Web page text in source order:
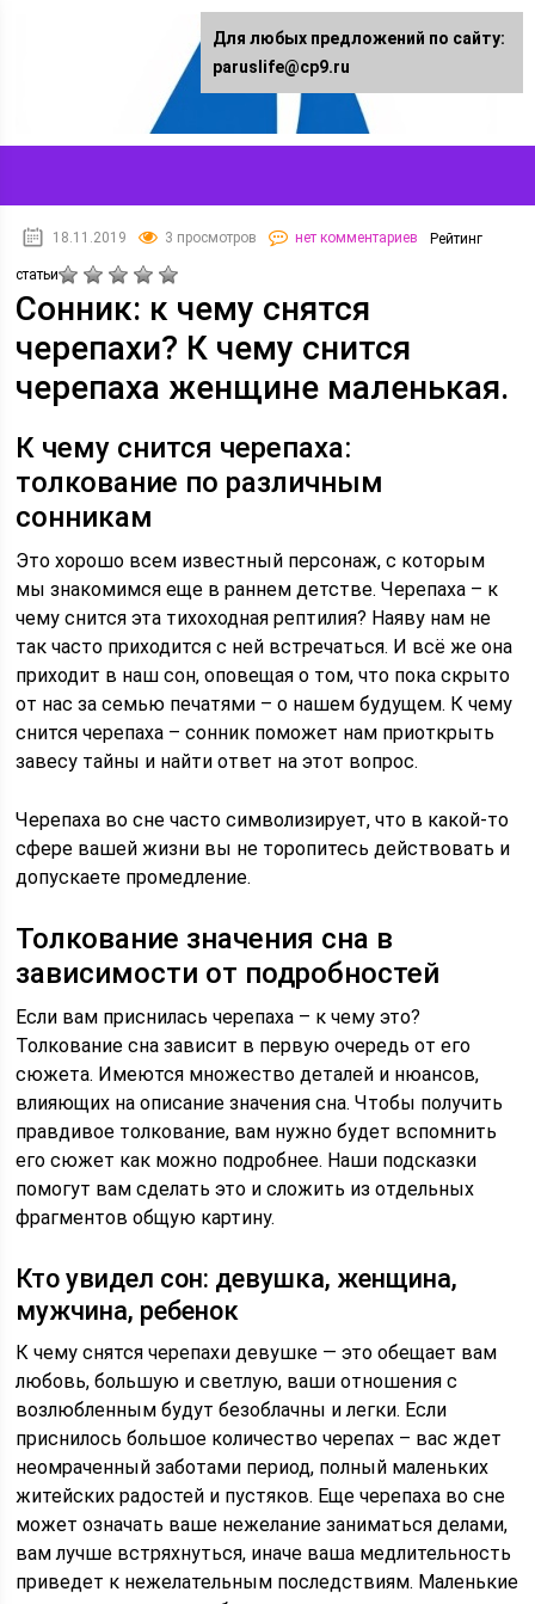
18.11.2019 3 просмотров нет комментариев Рейтинг
статьи
Сонник: к чему снятся
черепахи? К чему снится
черепаха женщине маленькая.
К чему снится черепаха:
толкование по различным
сонникам
Это хорошо всем известный персонаж, с которым
мы знакомимся еще в раннем детстве. Черепаха – к
чему снится эта тихоходная рептилия? Наяву нам не
так часто приходится с ней встречаться. И всё же она
приходит в наш сон, оповещая о том, что пока скрыто
от нас за семью печатями – о нашем будущем. К чему
снится черепаха – сонник поможет нам приоткрыть
завесу тайны и найти ответ на этот вопрос.
Черепаха во сне часто символизирует, что в какой-то
сфере вашей жизни вы не торопитесь действовать и
допускаете промедление.
Толкование значения сна в
зависимости от подробностей
Если вам приснилась черепаха – к чему это?
Толкование сна зависит в первую очередь от его
сюжета. Имеются множество деталей и нюансов,
влияющих на описание значения сна. Чтобы получить
правдивое толкование, вам нужно будет вспомнить
его сюжет как можно подробнее. Наши подсказки
помогут вам сделать это и сложить из отдельных
фрагментов общую картину.
Кто увидел сон: девушка, женщина,
мужчина, ребенок
К чему снятся черепахи девушке — это обещает вам
любовь, большую и светлую, ваши отношения с
возлюбленным будут безоблачны и легки. Если
приснилось большое количество черепах – вас ждет
неомраченный заботами период, полный маленьких
житейских радостей и пустяков. Еще черепаха во сне
может означать ваше нежелание заниматься делами,
вам лучше встряхнуться, иначе ваша медлительность
приведет к нежелательным последствиям. Маленькие
Для любых предложений по сайту:
paruslife@cp9.ru